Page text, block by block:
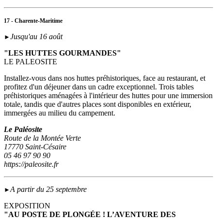
17 - Charente-Maritime
► Jusqu'au 16 août
"LES HUTTES GOURMANDES"
LE PALEOSITE
Installez-vous dans nos huttes préhistoriques, face au restaurant, et
profitez d'un déjeuner dans un cadre exceptionnel. Trois tables
préhistoriques aménagées à l'intérieur des huttes pour une immersion
totale, tandis que d'autres places sont disponibles en extérieur,
immergées au milieu du campement.
Le Paléosite
Route de la Montée Verte
17770 Saint-Césaire
05 46 97 90 90
https://paleosite.fr
►A partir du 25 septembre
EXPOSITION
"AU POSTE DE PLONGÉE ! L’AVENTURE DES